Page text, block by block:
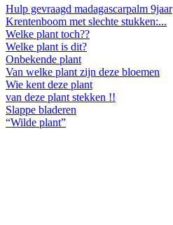
Hulp gevraagd madagascarpalm 9jaar
Krentenboom met slechte stukken:...
Welke plant toch??
Welke plant is dit?
Onbekende plant
Van welke plant zijn deze bloemen
Wie kent deze plant
van deze plant stekken !!
Slappe bladeren
“Wilde plant”